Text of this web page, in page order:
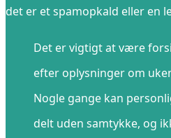
det er et spamopkald eller en
Det er vigtigt at være
efter oplysninger om
Nogle gange kan
delt uden samtykke, og